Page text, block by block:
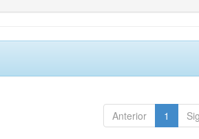
Anterior 1